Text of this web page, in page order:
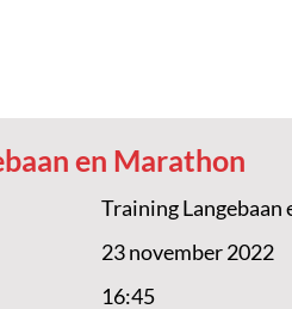
en Marathon
Training Langebaan
23 november 2022
16:45